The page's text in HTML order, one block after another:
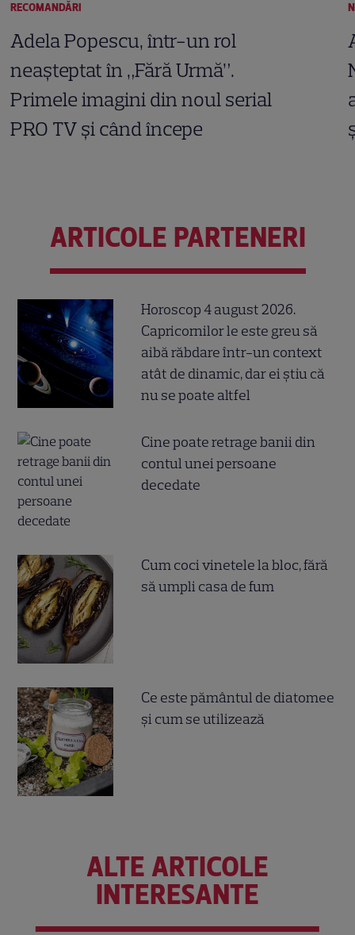
RECOMANDĂRI
Adela Popescu, într-un rol
neașteptat în „Fără Urmă”.
Primele imagini din noul serial
PRO TV și când începe
ARTICOLE PARTENERI
Horoscop 4 august 2026.
Capricornilor le este greu să
aibă răbdare într-un context
atât de dinamic, dar ei știu că
nu se poate altfel
Cine poate retrage banii din
contul unei persoane
decedate
Cum coci vinetele la bloc, fără
să umpli casa de fum
Ce este pământul de diatomee
și cum se utilizează
ALTE ARTICOLE
INTERESANTE